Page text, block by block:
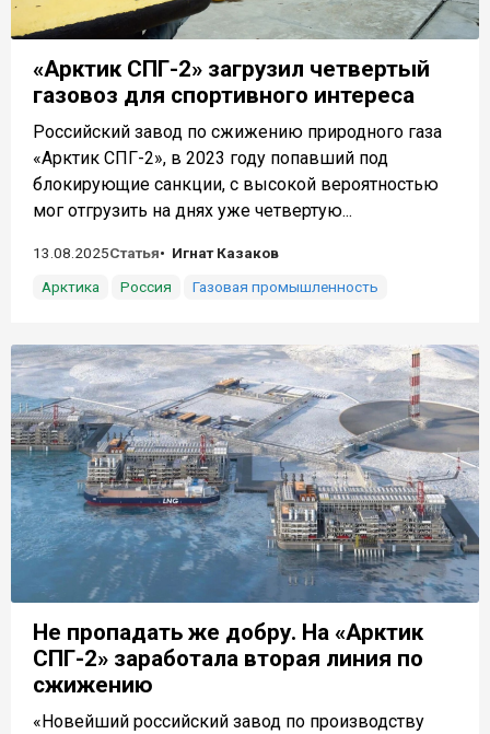
«Арктик СПГ-2» загрузил четвертый
газовоз для спортивного интереса
Российский завод по сжижению природного газа
«Арктик СПГ-2», в 2023 году попавший под
блокирующие санкции, с высокой вероятностью
мог отгрузить на днях уже четвертую...
13.08.2025Статья
Игнат Казаков
Арктика
Россия Газовая промышленность
Не пропадать же добру. На «Арктик
СПГ-2» заработала вторая линия по
сжижению
«Новейший российский завод по производству